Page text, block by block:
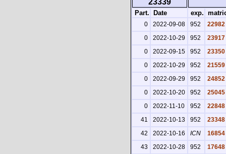
23339
Part. Date exp.
0 2022-09-08 952
22982
0
2022-10-29 952
23917
0
2022-09-15 952
23350
0
2022-10-29 952
21559
0
2022-09-29 952
24852
0
2022-10-20 952
25045
0
2022-11-10 952
22848
41
2022-10-13 952
23348
42
2022-10-16 ICN
16854
43
2022-10-28 952
17648